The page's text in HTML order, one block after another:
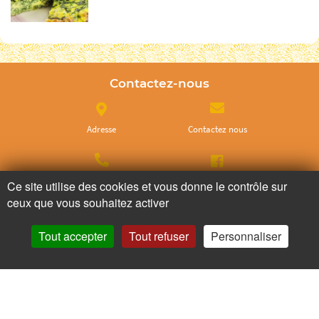
Contactez-nous
Adresse Contactez nous
Appelez nous Facebook
Instagram
Ce site utilise des cookies et vous donne le contrôle sur
ceux que vous souhaitez activer
Tout accepter Tout refuser Personnaliser